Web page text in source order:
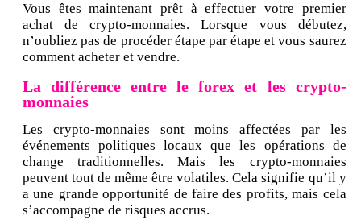
Vous êtes maintenant prêt à effectuer votre premier
achat de crypto-monnaies. Lorsque vous débutez,
n’oubliez pas de procéder étape par étape et vous saurez
comment acheter et vendre.
La différence entre le forex et les crypto-
monnaies
Les crypto-monnaies sont moins affectées par les
événements politiques locaux que les opérations de
change traditionnelles. Mais les crypto-monnaies
peuvent tout de même être volatiles. Cela signifie qu’il y
a une grande opportunité de faire des profits, mais cela
s’accompagne de risques accrus.